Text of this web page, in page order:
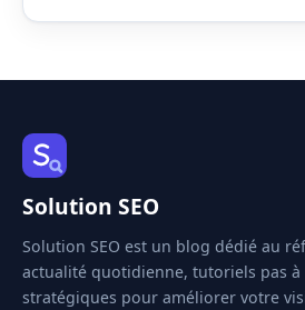
Solution SEO
Solution SEO est un blog dédié au
actualité quotidienne, tutoriels pas à
stratégiques pour améliorer votre